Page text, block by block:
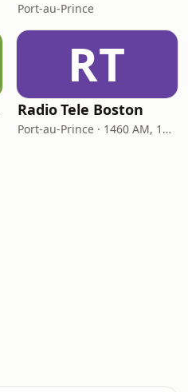
Port-au-Prince
RT
Radio Tele Boston
Port-au-Prince · 1460 AM, 101.1 FM